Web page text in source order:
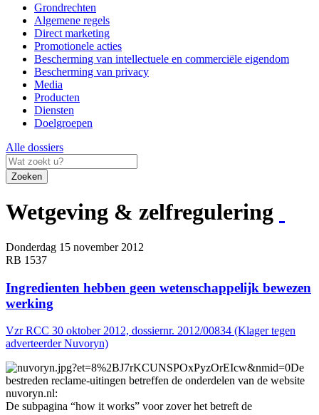
Grondrechten
Algemene regels
Direct marketing
Promotionele acties
Bescherming van intellectuele en commerciële eigendom
Bescherming van privacy
Media
Producten
Diensten
Doelgroepen
Alle dossiers
Zoeken
Wetgeving & zelfregulering
Donderdag 15 november 2012
RB 1537
Ingredienten hebben geen wetenschappelijk bewezen
werking
Vzr RCC 30 oktober 2012, dossiernr. 2012/00834 (Klager tegen
adverteerder Nuvoryn)
De
bestreden reclame-uitingen betreffen de onderdelen van de website
nuvoryn.nl:
De subpagina “how it works” voor zover het betreft de